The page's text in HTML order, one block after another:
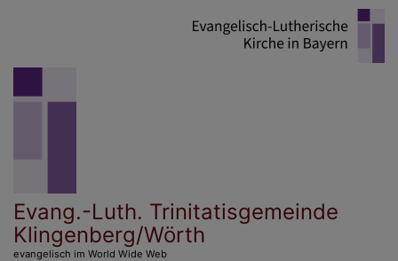
Evang.-Luth. Trinitatisgemeinde
Klingenberg/Wörth
evangelisch im World Wide Web